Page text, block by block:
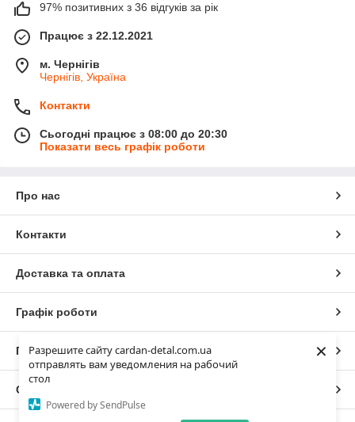
Разрешите сайту cardan-detal.com.ua
отправлять вам уведомления на рабочий
стол
Powered by SendPulse
×
97% позитивних з 36 відгуків за рік
Працює з 22.12.2021
м. Чернігів
Чернігів, Україна
Контакти
Сьогодні працює з 08:00 до 20:30
Показати весь графік роботи
Про нас
Контакти
Доставка та оплата
Графік роботи
Повна версія сайту
Сайт створено на маркетплейсі